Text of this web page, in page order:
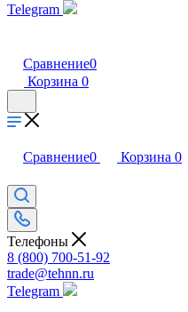
Telegram
Сравнение0
Корзина 0
Сравнение0 Корзина 0
Телефоны
8 (800) 700-51-92
trade@tehnn.ru
Telegram